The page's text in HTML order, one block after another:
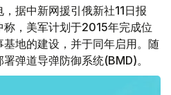
据中新网援引俄新社11日报
，美军计划于2015年完成位
地的建设，并于同年启用。随
弹道导弹防御系统(BMD)。